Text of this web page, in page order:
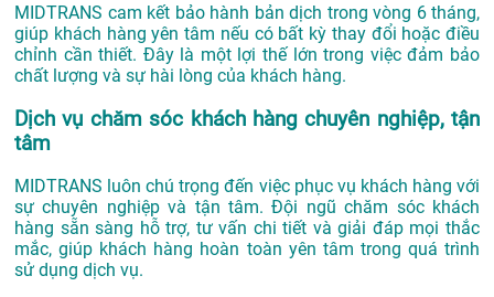
MIDTRANS cam kết bảo hành bản dịch trong vòng 6 tháng,
giúp khách hàng yên tâm nếu có bất kỳ thay đổi hoặc điều
chỉnh cần thiết. Đây là một lợi thế lớn trong việc đảm bảo
chất lượng và sự hài lòng của khách hàng.
Dịch vụ chăm sóc khách hàng chuyên nghiệp, tận
tâm
MIDTRANS luôn chú trọng đến việc phục vụ khách hàng với
sự chuyên nghiệp và tận tâm. Đội ngũ chăm sóc khách
hàng sẵn sàng hỗ trợ, tư vấn chi tiết và giải đáp mọi thắc
mắc, giúp khách hàng hoàn toàn yên tâm trong quá trình
sử dụng dịch vụ.